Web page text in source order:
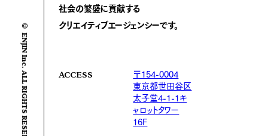
© ENJIN Inc. ALL RIGHTS RESERVED.
社会の繁盛に貢献する
クリエイティブエージェンシーです。
ACCESS
〒154-0004
東京都世田谷区
太子堂4-1-1キ
ャロットタワー
16F